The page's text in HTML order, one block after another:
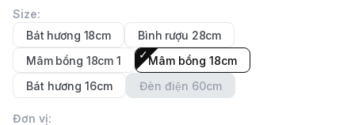
Size:
Bát hương 18cm
Bình rượu 28cm
Mâm bồng 18cm 1
Mâm bồng 18cm
Bát hương 16cm
Đèn điện 60cm
Đơn vị: